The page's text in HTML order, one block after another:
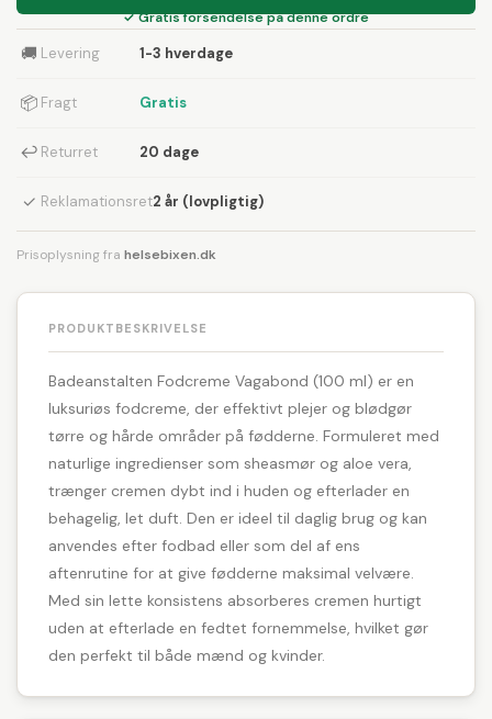
✓ Gratis forsendelse på denne ordre
🚚 Levering 1-3 hverdage
📦 Fragt Gratis
↩ Returret 20 dage
✓ Reklamationsret2 år (lovpligtig)
Prisoplysning fra helsebixen.dk
PRODUKTBESKRIVELSE
Badeanstalten Fodcreme Vagabond (100 ml) er en
luksuriøs fodcreme, der effektivt plejer og blødgør
tørre og hårde områder på fødderne. Formuleret med
naturlige ingredienser som sheasmør og aloe vera,
trænger cremen dybt ind i huden og efterlader en
behagelig, let duft. Den er ideel til daglig brug og kan
anvendes efter fodbad eller som del af ens
aftenrutine for at give fødderne maksimal velvære.
Med sin lette konsistens absorberes cremen hurtigt
uden at efterlade en fedtet fornemmelse, hvilket gør
den perfekt til både mænd og kvinder.